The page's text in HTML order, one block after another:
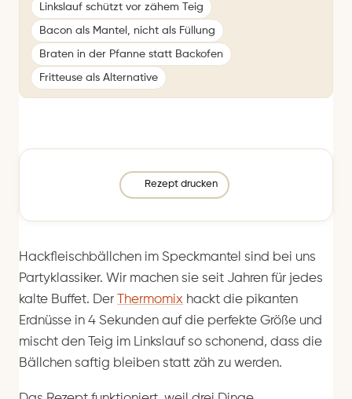
Linkslauf schützt vor zähem Teig
Bacon als Mantel, nicht als Füllung
Braten in der Pfanne statt Backofen
Fritteuse als Alternative
Rezept drucken
Hackfleischbällchen im Speckmantel sind bei uns
Partyklassiker. Wir machen sie seit Jahren für jedes
kalte Buffet. Der
Thermomix hackt die pikanten
Erdnüsse in 4 Sekunden auf die perfekte Größe und
mischt den Teig im Linkslauf so schonend, dass die
Bällchen saftig bleiben statt zäh zu werden.